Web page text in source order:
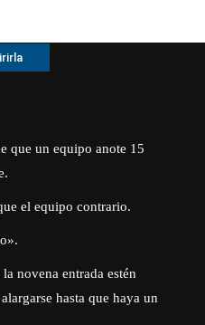
que un equipo anote 15
el equipo contrario.
novena entrada estén
hasta que haya un